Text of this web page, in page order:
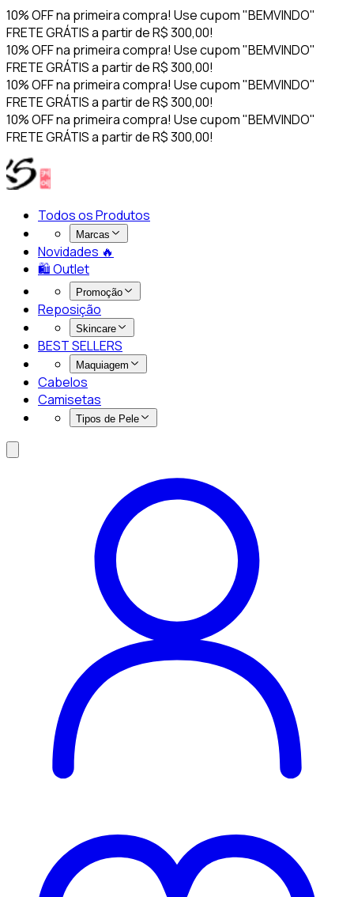
10% OFF na primeira compra! Use cupom "BEMVINDO"
FRETE GRÁTIS a partir de R$ 300,00!
10% OFF na primeira compra! Use cupom "BEMVINDO"
FRETE GRÁTIS a partir de R$ 300,00!
10% OFF na primeira compra! Use cupom "BEMVINDO"
FRETE GRÁTIS a partir de R$ 300,00!
10% OFF na primeira compra! Use cupom "BEMVINDO"
FRETE GRÁTIS a partir de R$ 300,00!
Todos os Produtos
Marcas
Novidades 🔥​
🛍️ Outlet
Promoção
Reposição
Skincare
BEST SELLERS
Maquiagem
Cabelos
Camisetas
Tipos de Pele